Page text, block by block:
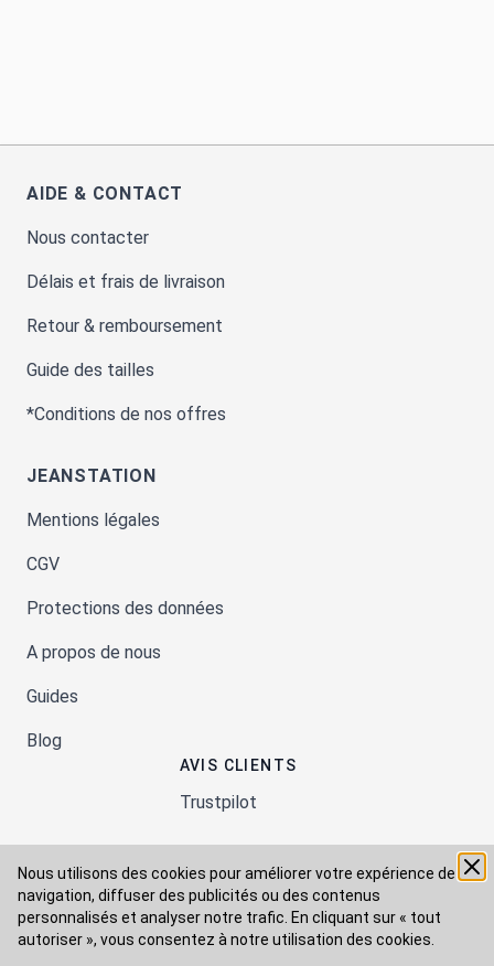
Nous utilisons des cookies pour améliorer votre expérience de
navigation, diffuser des publicités ou des contenus
personnalisés et analyser notre trafic. En cliquant sur « tout
autoriser », vous consentez à notre utilisation des cookies.
AIDE & CONTACT
Nous contacter
Délais et frais de livraison
Retour & remboursement
Guide des tailles
*Conditions de nos offres
JEANSTATION
Mentions légales
CGV
Protections des données
A propos de nous
Guides
Blog
AVIS CLIENTS
Trustpilot
Moyens de paiement